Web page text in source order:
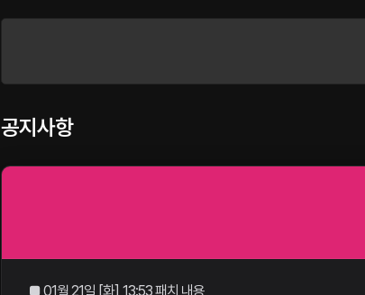
공지사항
■ 01월 21일 [화] 13:53 패치 내용